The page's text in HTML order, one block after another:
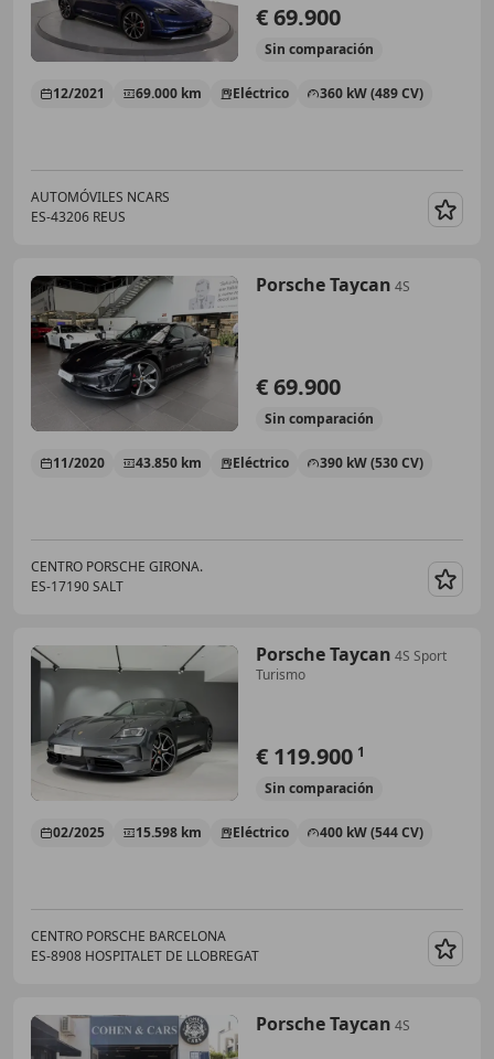
€ 69.900
Sin comparación
12/2021 69.000 km Eléctrico 360 kW (489 CV)
AUTOMÓVILES NCARS
ES-43206 REUS
Porsche Taycan 4S
€ 69.900
Sin comparación
11/2020 43.850 km Eléctrico 390 kW (530 CV)
CENTRO PORSCHE GIRONA.
ES-17190 SALT
Porsche Taycan 4S Sport
Turismo
€ 119.900 1
Sin comparación
02/2025 15.598 km Eléctrico 400 kW (544 CV)
CENTRO PORSCHE BARCELONA
ES-8908 HOSPITALET DE LLOBREGAT
Porsche Taycan 4S